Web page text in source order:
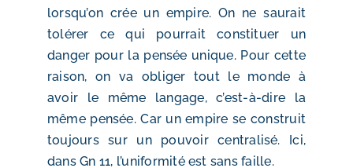
lorsqu’on crée un empire. On ne saurait
tolérer ce qui pourrait constituer un
danger pour la pensée unique. Pour cette
raison, on va obliger tout le monde à
avoir le même langage, c’est-à-dire la
même pensée. Car un empire se construit
toujours sur un pouvoir centralisé. Ici,
dans Gn 11, l’uniformité est sans faille.